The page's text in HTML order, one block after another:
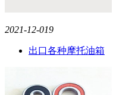
2021-12-019
出口各种摩托油箱